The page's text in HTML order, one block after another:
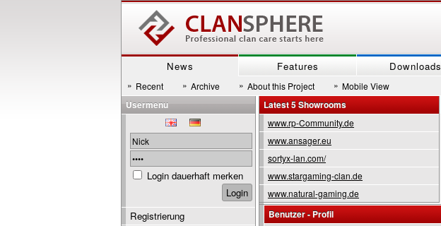
News Features Downloads
» Recent » Archive » About this Project » Mobile View
Latest 5 Showrooms
www.rp-Community.de
www.ansager.eu
sortyx-lan.com/
www.stargaming-clan.de
www.natural-gaming.de
Benutzer - Profil
Usermenu
Login dauerhaft merken
Registrierung